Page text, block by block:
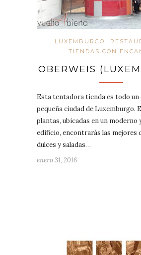
LUXEMBURGO
TIENDAS CON
OBERWEIS
Esta tentadora tienda es todo un
pequeña ciudad de Luxemburgo.
plantas, ubicadas en un moderno
edificio, encontrarás las mejores
dulces y saladas…
enero 31, 2016